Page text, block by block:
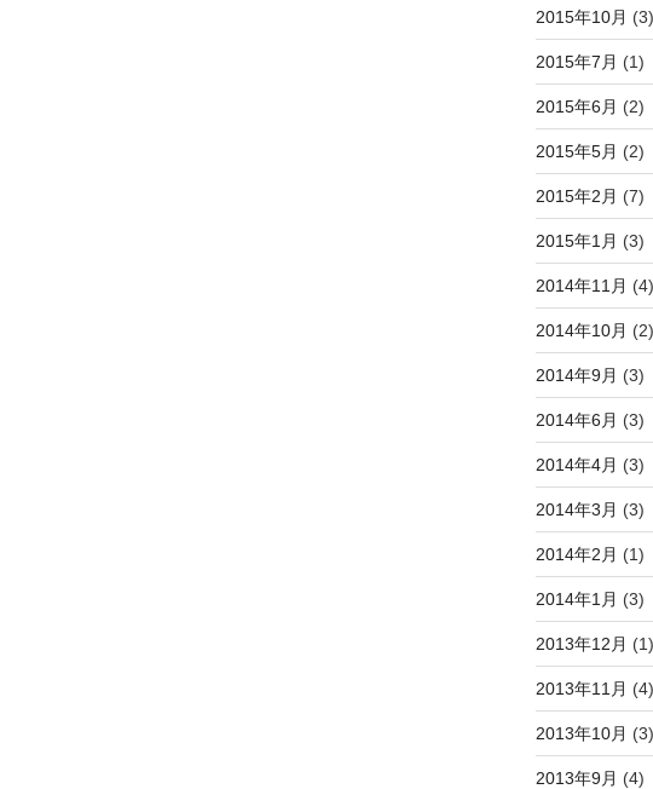
2015年10月 (3)
2015年7月 (1)
2015年6月 (2)
2015年5月 (2)
2015年2月 (7)
2015年1月 (3)
2014年11月 (4)
2014年10月 (2)
2014年9月 (3)
2014年6月 (3)
2014年4月 (3)
2014年3月 (3)
2014年2月 (1)
2014年1月 (3)
2013年12月 (1)
2013年11月 (4)
2013年10月 (3)
2013年9月 (4)